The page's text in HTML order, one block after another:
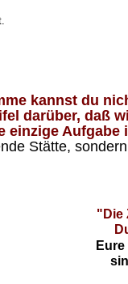
kannst du
darüber, daß
einzige Aufgabe
Stätte,
"Die